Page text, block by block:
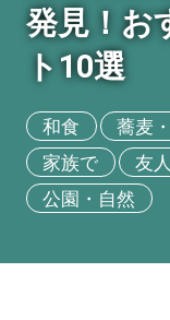
発見！お
ト10選
和食 蕎麦
家族で
友
公園・自然